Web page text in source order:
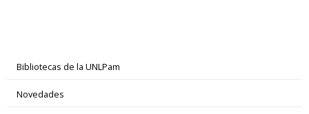
Bibliotecas de la UNLPam
Novedades